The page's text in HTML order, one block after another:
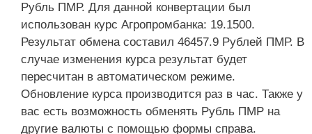
Рубль ПМР. Для данной конвертации был
использован курс Агропромбанка: 19.1500.
Результат обмена составил 46457.9 Рублей ПМР. В
случае изменения курса результат будет
пересчитан в автоматическом режиме.
Обновление курса производится раз в час. Также у
вас есть возможность обменять Рубль ПМР на
другие валюты с помощью формы справа.